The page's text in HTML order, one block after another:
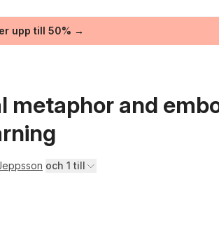
upp till 50% →
metaphor and
och 1 till
röster: